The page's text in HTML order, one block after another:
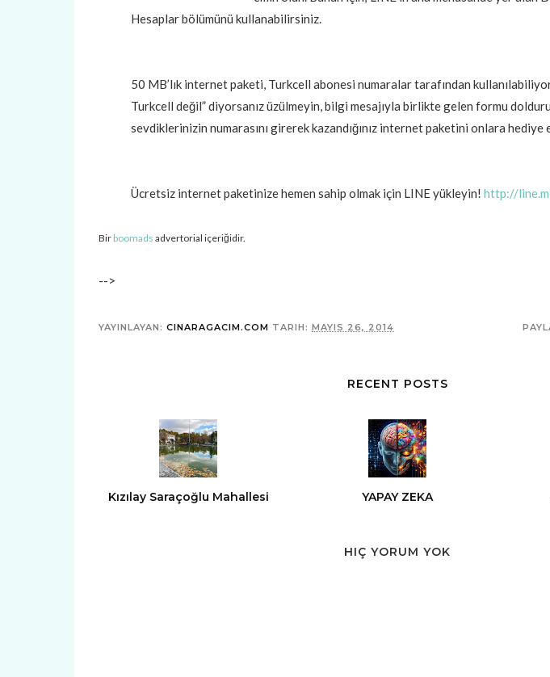
Hesaplar bölümünü kullanabilirsiniz.
50 MB’lık internet paketi, Turkcell abonesi numaralar tarafından
Turkcell değil” diyorsanız üzülmeyin, bilgi mesajıyla birlikte gelen formu
sevdiklerinizin numarasını girerek kazandığınız internet paketini onlara hediye
Ücretsiz internet paketinize hemen sahip olmak için LINE yükleyin! http://
Bir boomads advertorial içeriğidir.
-->
YAYINLAYAN: CINARAGACIM.COM TARIH: MAYIS 26, 2014
RECENT POSTS
Kızılay Saraçoğlu Mahallesi YAPAY ZEKA
HIÇ YORUM YOK